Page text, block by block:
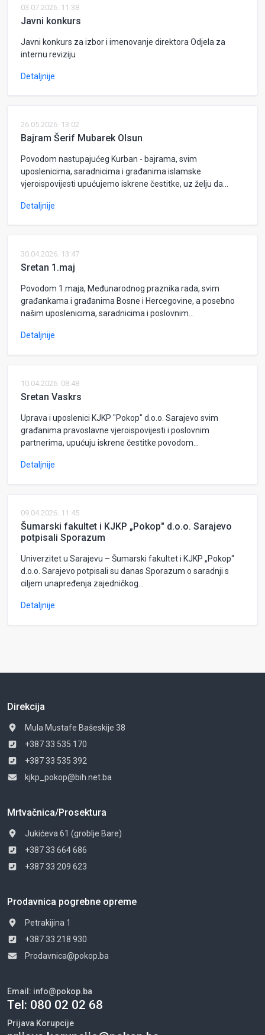
03.07.2026. 11:38
Javni konkurs
Javni konkurs za izbor i imenovanje direktora Odjela za
internu reviziju
Detaljnije
26.05.2026. 13:02
Bajram Šerif Mubarek Olsun
Povodom nastupajućeg Kurban - bajrama, svim
uposlenicima, saradnicima i građanima islamske
vjeroispovijesti upućujemo iskrene čestitke, uz želju da...
Detaljnije
30.04.2026. 13:47
Sretan 1.maj
Povodom 1.maja, Međunarodnog praznika rada, svim
građankama i građanima Bosne i Hercegovine, a posebno
našim uposlenicima, saradnicima i poslovnim...
Detaljnije
10.04.2026. 08:48
Sretan Vaskrs
Uprava i uposlenici KJKP "Pokop" d.o.o. Sarajevo svim
građanima pravoslavne vjeroispovijesti i poslovnim
partnerima, upućuju iskrene čestitke povodom...
Detaljnije
09.04.2026. 11:45
Šumarski fakultet i KJKP „Pokop" d.o.o. Sarajevo
potpisali Sporazum
Univerzitet u Sarajevu – Šumarski fakultet i KJKP „Pokop“
d.o.o. Sarajevo potpisali su danas Sporazum o saradnji s
ciljem unapređenja zajedničkog...
Detaljnije
Direkcija
Mula Mustafe Bašeskije 38
+387 33 535 170
+387 33 535 392
kjkp_pokop@bih.net.ba
Mrtvačnica/Prosektura
Jukićeva 61 (groblje Bare)
+387 33 664 686
+387 33 209 623
Prodavnica pogrebne opreme
Petrakijina 1
+387 33 218 930
Prodavnica@pokop.ba
Email: info@pokop.ba
Tel: 080 02 02 68
Prijava Korupcije